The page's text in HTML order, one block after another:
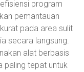
program
pemantauan
pada area sulit
secara langsung.
alat berbasis
paling tepat untuk